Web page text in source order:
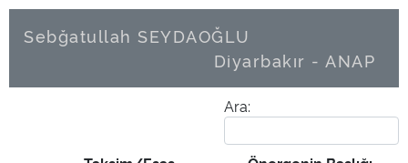
Sebğatullah SEYDAOĞLU
Diyarbakır - ANAP
Ara: